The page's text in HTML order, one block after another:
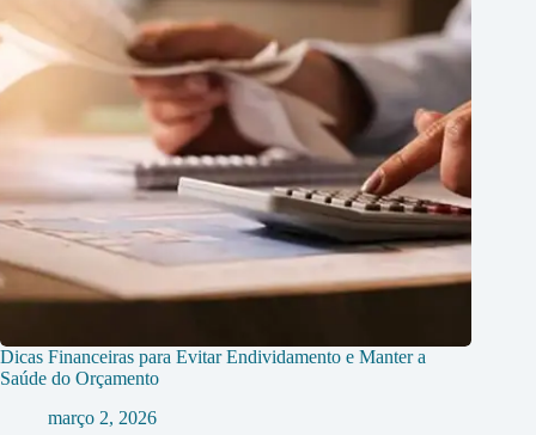
Dicas Financeiras para Evitar Endividamento e Manter a
Saúde do Orçamento
março 2, 2026